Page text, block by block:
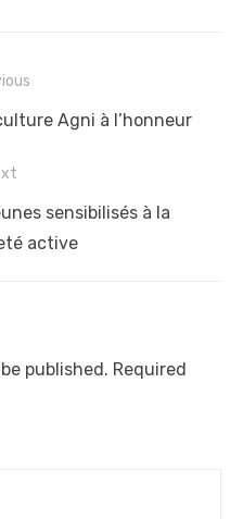
Agni à l’honneur
sensibilisés à la
active
published. Required